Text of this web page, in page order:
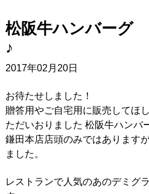
松阪牛ハンバーグ
2017年02月20日
お待たせしました！
贈答用やご自宅用に販売してほ
ただいおりました 松阪牛ハンバ
鎌田本店店頭のみではあります
ました。
レストランで人気のあのデミグ